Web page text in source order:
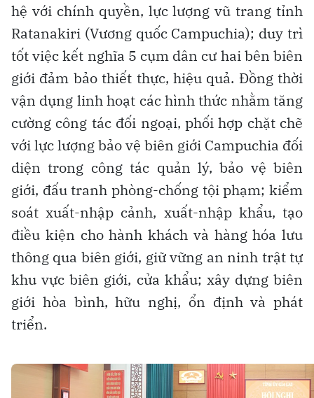
hệ với chính quyền, lực lượng vũ trang tỉnh
Ratanakiri (Vương quốc Campuchia); duy trì
tốt việc kết nghĩa 5 cụm dân cư hai bên biên
giới đảm bảo thiết thực, hiệu quả. Đồng thời
vận dụng linh hoạt các hình thức nhằm tăng
cường công tác đối ngoại, phối hợp chặt chẽ
với lực lượng bảo vệ biên giới Campuchia đối
diện trong công tác quản lý, bảo vệ biên
giới, đấu tranh phòng-chống tội phạm; kiểm
soát xuất-nhập cảnh, xuất-nhập khẩu, tạo
điều kiện cho hành khách và hàng hóa lưu
thông qua biên giới, giữ vững an ninh trật tự
khu vực biên giới, cửa khẩu; xây dựng biên
giới hòa bình, hữu nghị, ổn định và phát
triển.